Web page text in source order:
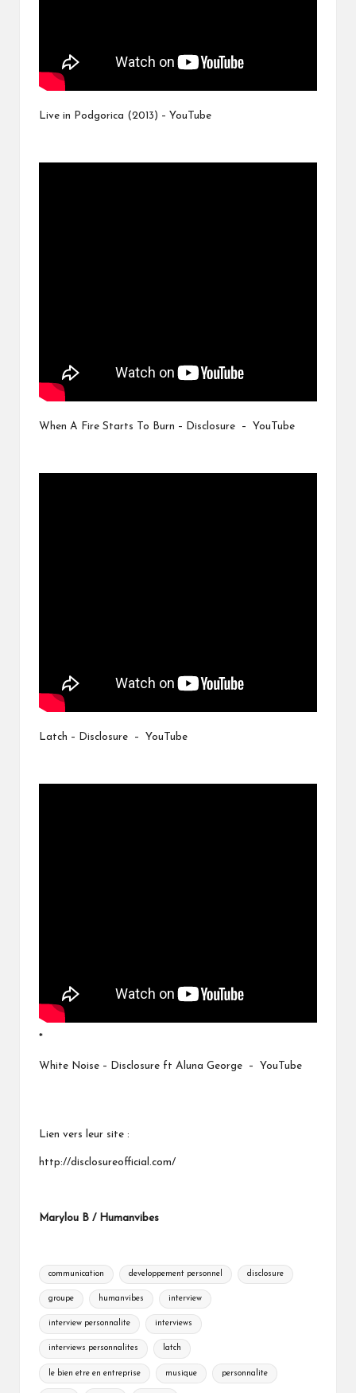
Live in Podgorica (2013) – YouTube
When A Fire Starts To Burn – Disclosure – YouTube
Latch – Disclosure – YouTube
*
White Noise – Disclosure ft Aluna George – YouTube
Lien vers leur site :
http://disclosureofficial.com/
Marylou B / Humanvibes
Tags:
communication developpement personnel disclosure
groupe humanvibes interview
interview personnalite interviews
interviews personnalites latch
le bien etre en entreprise musique personnalite